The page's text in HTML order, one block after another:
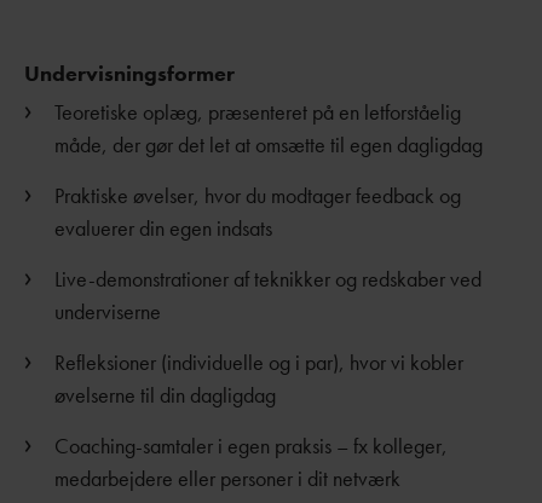
Undervisningsformer
Teoretiske oplæg, præsenteret på en letforståelig
måde, der gør det let at omsætte til egen dagligdag
Praktiske øvelser, hvor du modtager feedback og
evaluerer din egen indsats
Live-demonstrationer af teknikker og redskaber ved
underviserne
Refleksioner (individuelle og i par), hvor vi kobler
øvelserne til din dagligdag
Coaching-samtaler i egen praksis – fx kolleger,
medarbejdere eller personer i dit netværk